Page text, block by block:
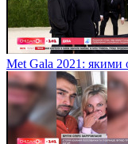
Met Gala 2021: якими